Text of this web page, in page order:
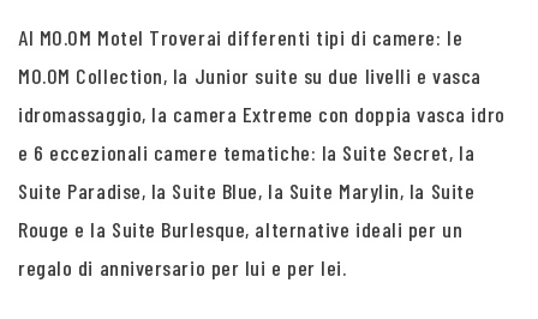
Al MO.OM Motel Troverai differenti tipi di camere: le
MO.OM Collection, la Junior suite su due livelli e vasca
idromassaggio, la camera Extreme con doppia vasca idro
e 6 eccezionali camere tematiche: la Suite Secret, la
Suite Paradise, la Suite Blue, la Suite Marylin, la Suite
Rouge e la Suite Burlesque, alternative ideali per un
regalo di anniversario per lui e per lei.